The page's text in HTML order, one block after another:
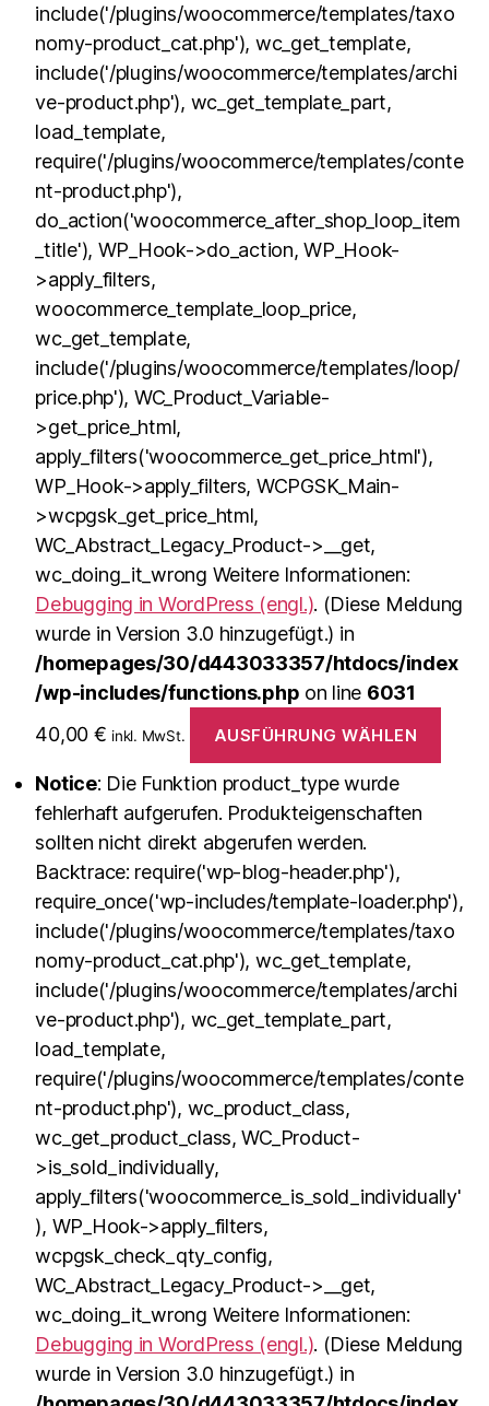
include('/plugins/woocommerce/templates/taxo
nomy-product_cat.php'), wc_get_template,
include('/plugins/woocommerce/templates/archi
ve-product.php'), wc_get_template_part,
load_template,
require('/plugins/woocommerce/templates/conte
nt-product.php'),
do_action('woocommerce_after_shop_loop_item
_title'), WP_Hook->do_action, WP_Hook-
>apply_filters,
woocommerce_template_loop_price,
wc_get_template,
include('/plugins/woocommerce/templates/loop/
price.php'), WC_Product_Variable-
>get_price_html,
apply_filters('woocommerce_get_price_html'),
WP_Hook->apply_filters, WCPGSK_Main-
>wcpgsk_get_price_html,
WC_Abstract_Legacy_Product->__get,
wc_doing_it_wrong Weitere Informationen:
Debugging in WordPress (engl.). (Diese Meldung
wurde in Version 3.0 hinzugefügt.) in
/homepages/30/d443033357/htdocs/index
/wp-includes/functions.php on line 6031
40,00 € inkl. MwSt. AUSFÜHRUNG WÄHLEN
Notice: Die Funktion product_type wurde
fehlerhaft aufgerufen. Produkteigenschaften
sollten nicht direkt abgerufen werden.
Backtrace: require('wp-blog-header.php'),
require_once('wp-includes/template-loader.php'),
include('/plugins/woocommerce/templates/taxo
nomy-product_cat.php'), wc_get_template,
include('/plugins/woocommerce/templates/archi
ve-product.php'), wc_get_template_part,
load_template,
require('/plugins/woocommerce/templates/conte
nt-product.php'), wc_product_class,
wc_get_product_class, WC_Product-
>is_sold_individually,
apply_filters('woocommerce_is_sold_individually'
), WP_Hook->apply_filters,
wcpgsk_check_qty_config,
WC_Abstract_Legacy_Product->__get,
wc_doing_it_wrong Weitere Informationen:
Debugging in WordPress (engl.). (Diese Meldung
wurde in Version 3.0 hinzugefügt.) in